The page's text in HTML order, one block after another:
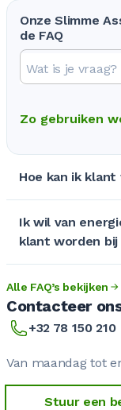
Onze Slimme
de FAQ
Zo gebruiken
Hoe kan ik
Ik wil van
klant worden bij
Alle FAQ’s bekijken
Contacteer
+32 78 150 210
Van maandag tot
Stuur een